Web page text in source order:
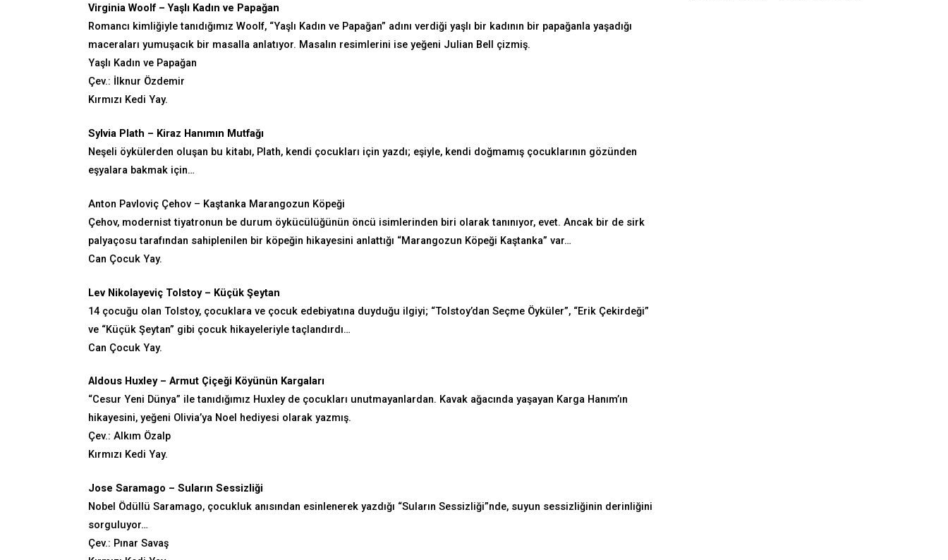
Virginia Woolf – Yaşlı Kadın ve Papağan
Romancı kimliğiyle tanıdığımız Woolf, “Yaşlı Kadın ve Papağan” adını verdiği yaşlı bir kadının bir papağanla yaşadığı
maceraları yumuşacık bir masalla anlatıyor. Masalın resimlerini ise yeğeni Julian Bell çizmiş.
Yaşlı Kadın ve Papağan
Çev.: İlknur Özdemir
Kırmızı Kedi Yay.
Sylvia Plath – Kiraz Hanımın Mutfağı
Neşeli öykülerden oluşan bu kitabı, Plath, kendi çocukları için yazdı; eşiyle, kendi doğmamış çocuklarının gözünden
eşyalara bakmak için…
Anton Pavloviç Çehov – Kaştanka Marangozun Köpeği
Çehov, modernist tiyatronun be durum öykücülüğünün öncü isimlerinden biri olarak tanınıyor, evet. Ancak bir de sirk
palyaçosu tarafından sahiplenilen bir köpeğin hikayesini anlattığı “Marangozun Köpeği Kaştanka” var…
Can Çocuk Yay.
Lev Nikolayeviç Tolstoy – Küçük Şeytan
14 çocuğu olan Tolstoy, çocuklara ve çocuk edebiyatına duyduğu ilgiyi; “Tolstoy’dan Seçme Öyküler”, “Erik Çekirdeği”
ve “Küçük Şeytan” gibi çocuk hikayeleriyle taçlandırdı…
Can Çocuk Yay.
Aldous Huxley – Armut Çiçeği Köyünün Kargaları
“Cesur Yeni Dünya” ile tanıdığımız Huxley de çocukları unutmayanlardan. Kavak ağacında yaşayan Karga Hanım’ın
hikayesini, yeğeni Olivia’ya Noel hediyesi olarak yazmış.
Çev.: Alkım Özalp
Kırmızı Kedi Yay.
Jose Saramago – Suların Sessizliği
Nobel Ödüllü Saramago, çocukluk anısından esinlenerek yazdığı “Suların Sessizliği”nde, suyun sessizliğinin derinliğini
sorguluyor…
Çev.: Pınar Savaş